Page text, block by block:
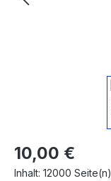
Regulärer Preis:
10,00 €
Inhalt: 12000 Seite(n)